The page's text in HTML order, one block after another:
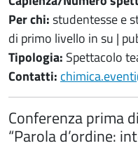
Per chi:studentesse e
di primo livello in su |
Tipologia: Spettacolo
Contatti:
Conferenza prima
“Parola d’ordine: